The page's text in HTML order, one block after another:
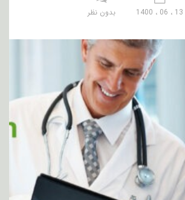
13 ، 06 ، 1400 بدون نظر